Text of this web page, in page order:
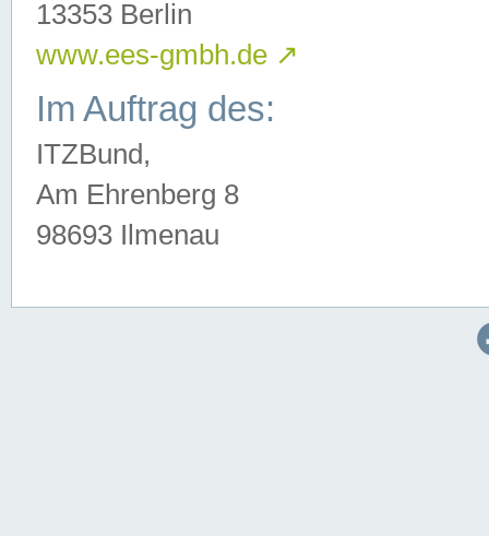
13353 Berlin
www.ees-gmbh.de ↗
Im Auftrag des:
ITZBund,
Am Ehrenberg 8
98693 Ilmenau